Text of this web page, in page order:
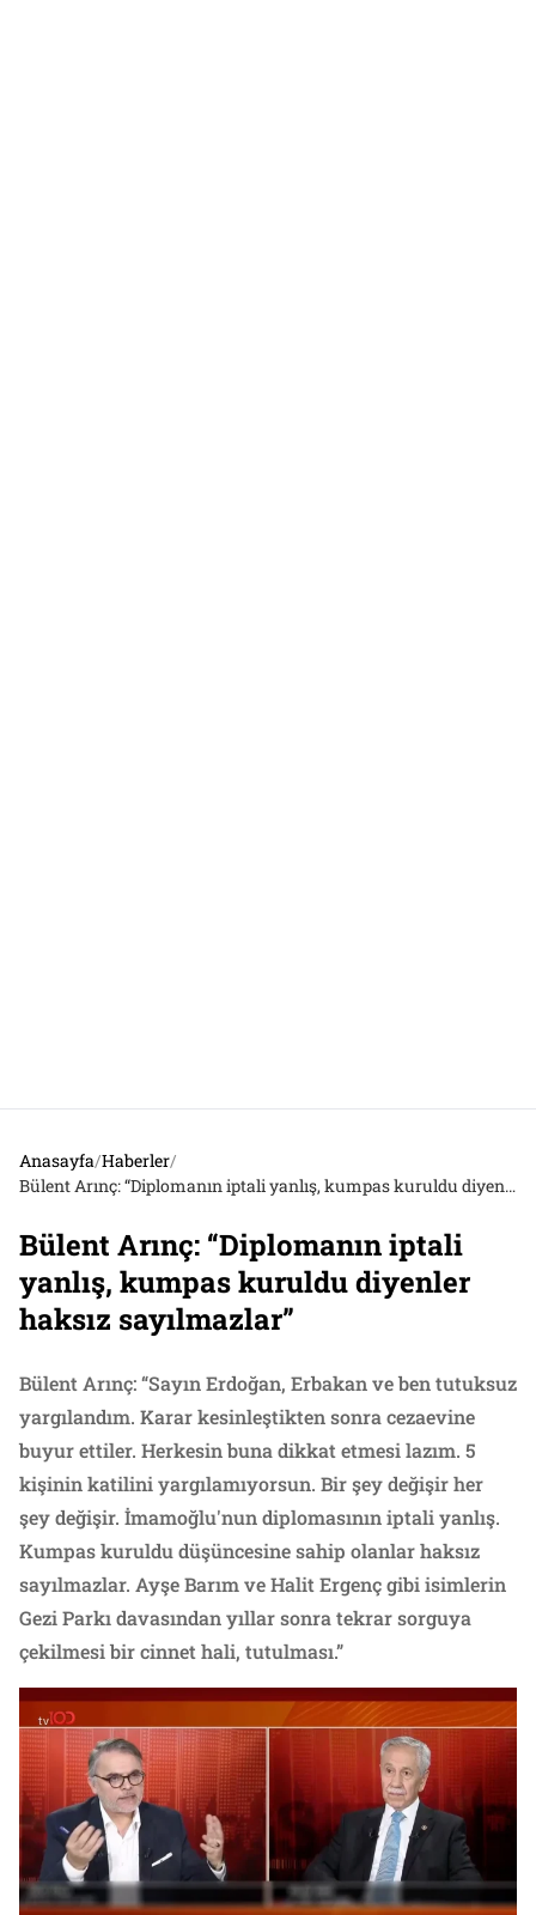
Anasayfa/Haberler/
Bülent Arınç: “Diplomanın iptali yanlış, kumpas kuruldu diyenler haksız sayılmazlar”
Bülent Arınç: “Diplomanın iptali
yanlış, kumpas kuruldu diyenler
haksız sayılmazlar”
Bülent Arınç: “Sayın Erdoğan, Erbakan ve ben tutuksuz
yargılandım. Karar kesinleştikten sonra cezaevine
buyur ettiler. Herkesin buna dikkat etmesi lazım. 5
kişinin katilini yargılamıyorsun. Bir şey değişir her
şey değişir. İmamoğlu'nun diplomasının iptali yanlış.
Kumpas kuruldu düşüncesine sahip olanlar haksız
sayılmazlar. Ayşe Barım ve Halit Ergenç gibi isimlerin
Gezi Parkı davasından yıllar sonra tekrar sorguya
çekilmesi bir cinnet hali, tutulması.”